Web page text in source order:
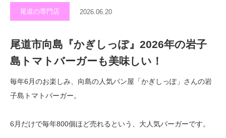
尾道の専門店 2026.06.20
尾道市向島『かぎしっぽ』2026年の岩子
島トマトバーガーも美味しい！
毎年6月のお楽しみ、向島の人気パン屋「かぎしっぽ」さんの岩
子島トマトバーガー。
6月だけで毎年800個ほど売れるという、大人気バーガーです。